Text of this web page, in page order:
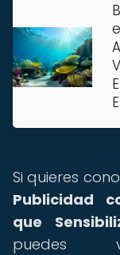
Si quieres
Publicidad
que
puedes